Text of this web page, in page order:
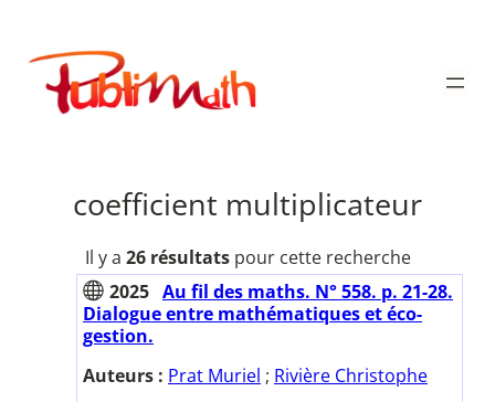
contenu
Publimath
coefficient multiplicateur
Il y a 26 résultatspour cette recherche
2025 Au fil des maths. N° 558. p. 21-28.
Dialogue entre mathématiques et éco-
gestion.
Auteurs : Prat Muriel ; Rivière Christophe